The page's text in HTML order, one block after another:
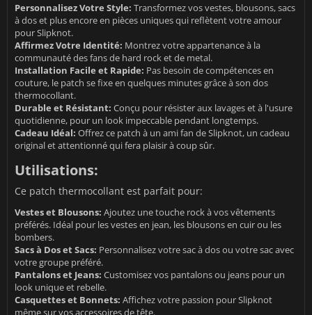
Personnalisez Votre Style: Transformez vos vestes, blousons, sacs
à dos et plus encore en pièces uniques qui reflètent votre amour
pour Slipknot.
Affirmez Votre Identité: Montrez votre appartenance à la
communauté des fans de hard rock et de metal.
Installation Facile et Rapide: Pas besoin de compétences en
couture, le patch se fixe en quelques minutes grâce à son dos
thermocollant.
Durable et Résistant: Conçu pour résister aux lavages et à l'usure
quotidienne, pour un look impeccable pendant longtemps.
Cadeau Idéal: Offrez ce patch à un ami fan de Slipknot, un cadeau
original et attentionné qui fera plaisir à coup sûr.
Utilisations:
Ce patch thermocollant est parfait pour:
Vestes et Blousons: Ajoutez une touche rock à vos vêtements
préférés. Idéal pour les vestes en jean, les blousons en cuir ou les
bombers.
Sacs à Dos et Sacs: Personnalisez votre sac à dos ou votre sac avec
votre groupe préféré.
Pantalons et Jeans: Customisez vos pantalons ou jeans pour un
look unique et rebelle.
Casquettes et Bonnets: Affichez votre passion pour Slipknot
même sur vos accessoires de tête.